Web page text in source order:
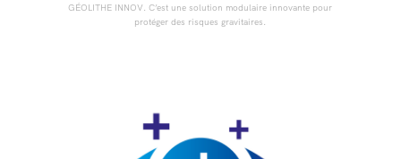
GÉOLITHE INNOV. C’est une solution modulaire innovante pour
protéger des risques gravitaires.